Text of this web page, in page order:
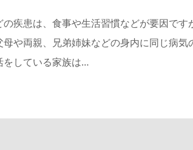
疾患は、食事や生活習慣などが要因で
や両親、兄弟姉妹などの身内に同じ病
をしている家族は…